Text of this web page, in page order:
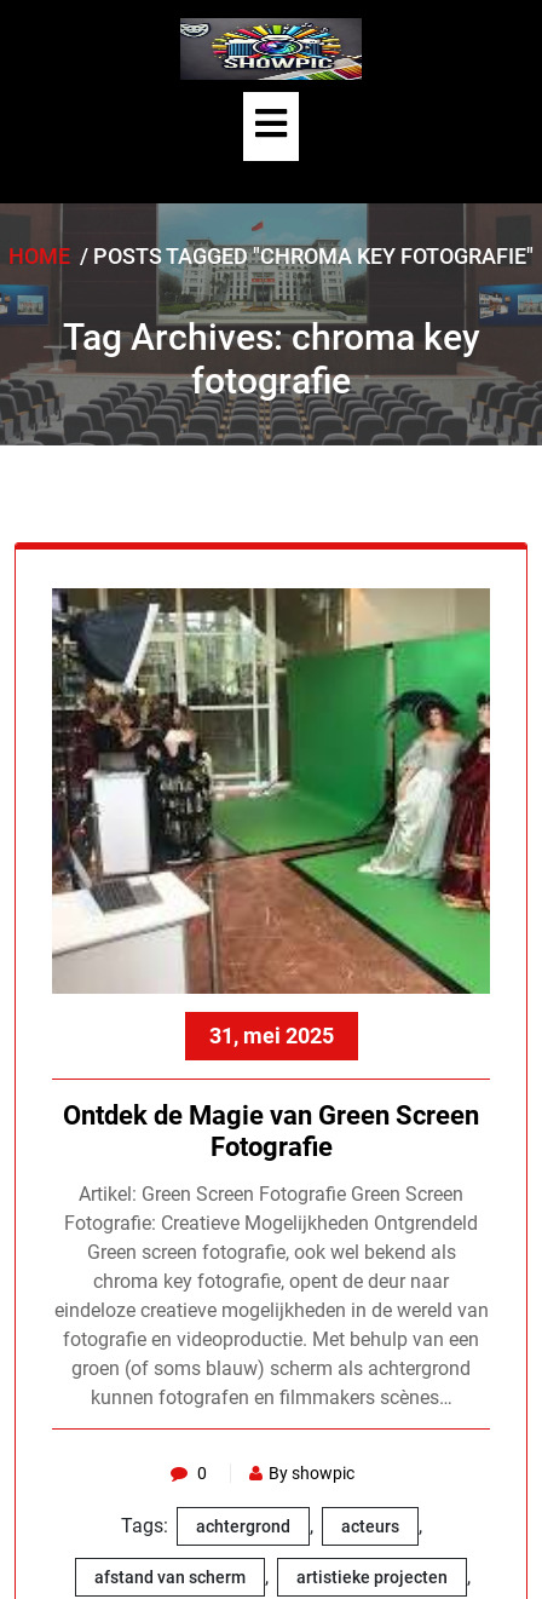
Open
Button
HOME / POSTS TAGGED "CHROMA KEY FOTOGRAFIE"
Tag Archives: chroma key
fotografie
31, mei 2025
Ontdek de Magie van Green Screen
Fotografie
Artikel: Green Screen Fotografie Green Screen
Fotografie: Creatieve Mogelijkheden Ontgrendeld
Green screen fotografie, ook wel bekend als
chroma key fotografie, opent de deur naar
eindeloze creatieve mogelijkheden in de wereld van
fotografie en videoproductie. Met behulp van een
groen (of soms blauw) scherm als achtergrond
kunnen fotografen en filmmakers scènes…
0 By showpic
Tags: achtergrond , acteurs ,
afstand van scherm , artistieke projecten ,